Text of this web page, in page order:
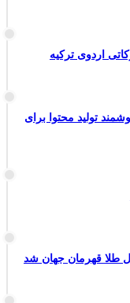
اردوی ترکیه
تولید محتوا برای
طلا قهرمان جهان شد